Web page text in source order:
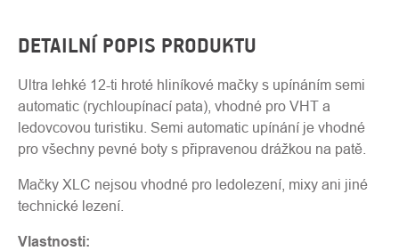
DETAILNÍ POPIS PRODUKTU
Ultra lehké 12-ti hroté hliníkové mačky s upínáním semi
automatic (rychloupínací pata), vhodné pro VHT a
ledovcovou turistiku. Semi automatic upínání je vhodné
pro všechny pevné boty s připravenou drážkou na patě.
Mačky XLC nejsou vhodné pro ledolezení, mixy ani jiné
technické lezení.
Vlastnosti: